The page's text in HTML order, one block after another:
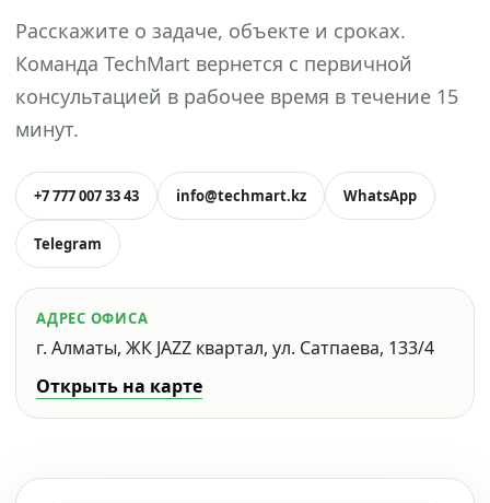
Расскажите о задаче, объекте и сроках.
Команда TechMart вернется с первичной
консультацией в рабочее время в течение 15
минут.
+7 777 007 33 43 info@techmart.kz WhatsApp
Telegram
АДРЕС ОФИСА
г. Алматы, ЖК JAZZ квартал, ул. Сатпаева, 133/4
Открыть на карте